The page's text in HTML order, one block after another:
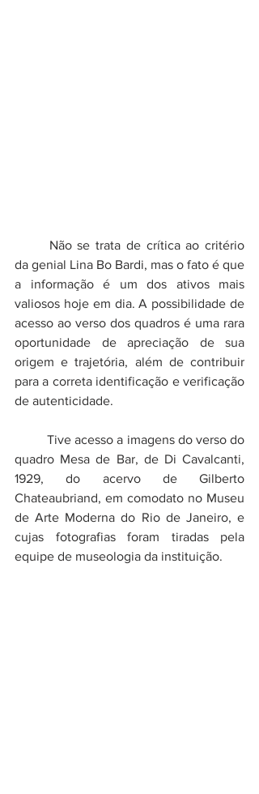
da genial Lina Bo Bardi, mas o fato é que
a informação é um dos ativos mais
valiosos hoje em dia. A possibilidade de
acesso ao verso dos quadros é uma rara
oportunidade de apreciação de sua
origem e trajetória, além de contribuir
para a correta identificação e verificação
de autenticidade.
	Tive acesso a imagens do verso do
quadro Mesa de Bar, de Di Cavalcanti,
1929, do acervo de Gilberto
Chateaubriand, em comodato no Museu
de Arte Moderna do Rio de Janeiro, e
cujas fotografias foram tiradas pela
equipe de museologia da instituição.